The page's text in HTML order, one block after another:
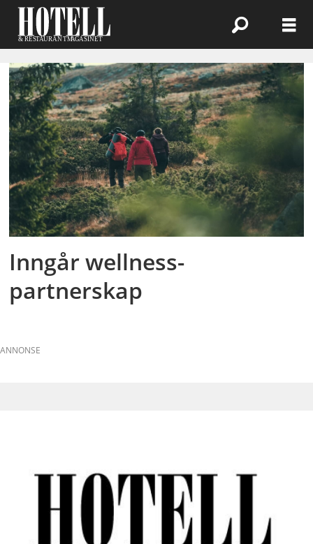
Emne:
gympak
Inngår wellness-
partnerskap
ANNONSE